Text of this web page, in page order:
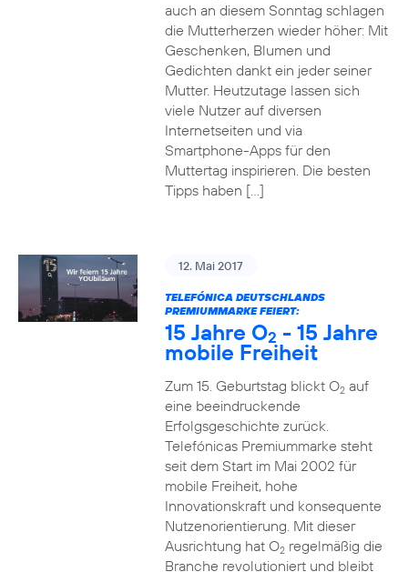
auch an diesem Sonntag schlagen
die Mutterherzen wieder höher: Mit
Geschenken, Blumen und
Gedichten dankt ein jeder seiner
Mutter. Heutzutage lassen sich
viele Nutzer auf diversen
Internetseiten und via
Smartphone-Apps für den
Muttertag inspirieren. Die besten
Tipps haben […]
12. Mai 2017
TELEFÓNICA DEUTSCHLANDS
PREMIUMMARKE FEIERT:
15 Jahre O2 - 15 Jahre
mobile Freiheit
Zum 15. Geburtstag blickt O2auf
eine beeindruckende
Erfolgsgeschichte zurück.
Telefónicas Premiummarke steht
seit dem Start im Mai 2002 für
mobile Freiheit, hohe
Innovationskraft und konsequente
Nutzenorientierung. Mit dieser
Ausrichtung hat O2regelmäßig die
Branche revolutioniert und bleibt